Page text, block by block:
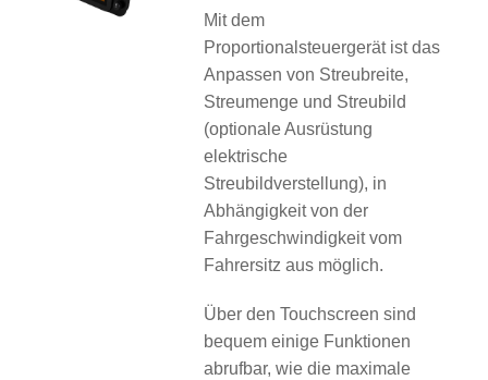
Mit dem
Proportionalsteuergerät ist das
Anpassen von Streubreite,
Streumenge und Streubild
(optionale Ausrüstung
elektrische
Streubildverstellung), in
Abhängigkeit von der
Fahrgeschwindigkeit vom
Fahrersitz aus möglich.
Über den Touchscreen sind
bequem einige Funktionen
abrufbar, wie die maximale